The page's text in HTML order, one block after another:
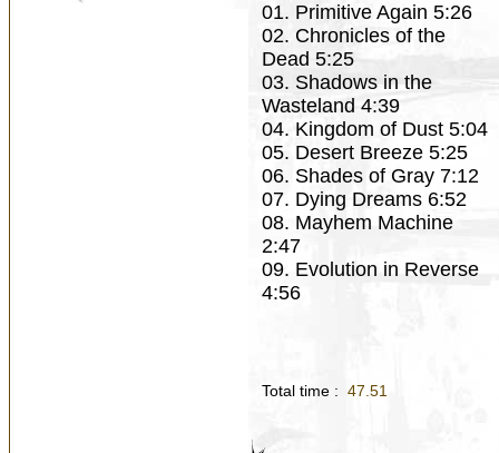
01. Primitive Again 5:26
02. Chronicles of the
Dead 5:25
03. Shadows in the
Wasteland 4:39
04. Kingdom of Dust 5:04
05. Desert Breeze 5:25
06. Shades of Gray 7:12
07. Dying Dreams 6:52
08. Mayhem Machine
2:47
09. Evolution in Reverse
4:56
Total time : 47.51